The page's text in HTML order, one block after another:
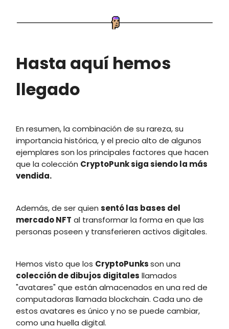
Hasta aquí hemos
llegado
En resumen, la combinación de su rareza, su
importancia histórica, y el precio alto de algunos
ejemplares son los principales factores que hacen
que la colección CryptoPunk siga siendo la más
vendida.
Además, de ser quien sentó las bases del
mercado NFT al transformar la forma en que las
personas poseen y transferieren activos digitales.
Hemos visto que los CryptoPunksson una
colección de dibujos digitales llamados
"avatares" que están almacenados en una red de
computadoras llamada blockchain. Cada uno de
estos avatares es único y no se puede cambiar,
como una huella digital.